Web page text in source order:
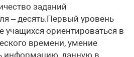
заданий
– десять.Первый уровень
учащихся ориентироваться в
времени, умение
информацию, данную в